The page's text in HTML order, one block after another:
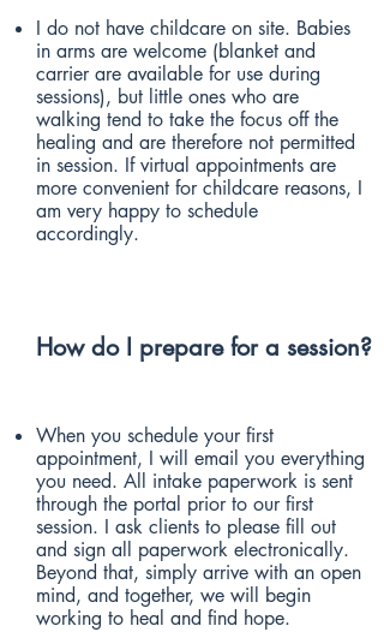
I do not have childcare on site. Babies
in arms are welcome (blanket and
carrier are available for use during
sessions), but little ones who are
walking tend to take the focus off the
healing and are therefore not permitted
in session. If virtual appointments are
more convenient for childcare reasons, I
am very happy to schedule
accordingly.
How do I prepare for a session?
When you schedule your first
appointment, I will email you everything
you need. All intake paperwork is sent
through the portal prior to our first
session. I ask clients to please fill out
and sign all paperwork electronically.
Beyond that, simply arrive with an open
mind, and together, we will begin
working to heal and find hope.